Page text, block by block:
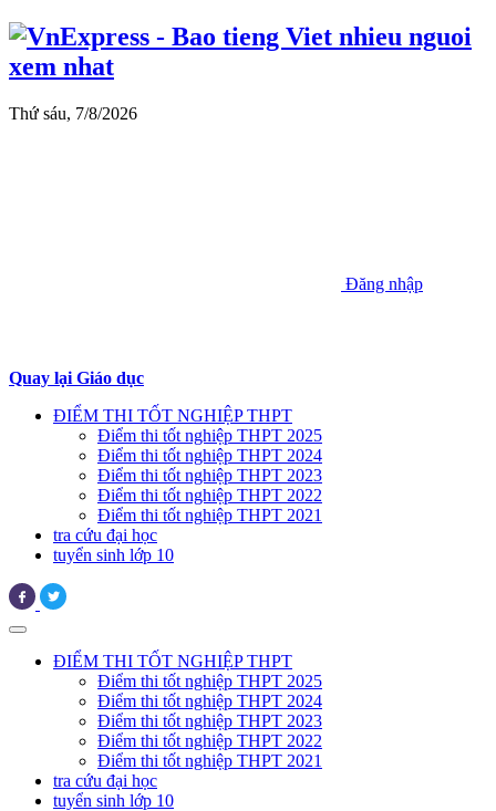
Thứ sáu, 7/8/2026
Đăng nhập
Quay lại Giáo dục
ĐIỂM THI TỐT NGHIỆP THPT
Điểm thi tốt nghiệp THPT 2025
Điểm thi tốt nghiệp THPT 2024
Điểm thi tốt nghiệp THPT 2023
Điểm thi tốt nghiệp THPT 2022
Điểm thi tốt nghiệp THPT 2021
tra cứu đại học
tuyển sinh lớp 10
ĐIỂM THI TỐT NGHIỆP THPT
Điểm thi tốt nghiệp THPT 2025
Điểm thi tốt nghiệp THPT 2024
Điểm thi tốt nghiệp THPT 2023
Điểm thi tốt nghiệp THPT 2022
Điểm thi tốt nghiệp THPT 2021
tra cứu đại học
tuyển sinh lớp 10